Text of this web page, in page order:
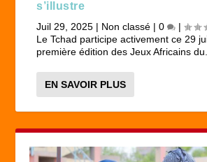
s’illustre
Juil 29, 2025 | Non classé |0
|
Le Tchad participe activement ce 29
première édition des Jeux Africains
EN SAVOIR PLUS